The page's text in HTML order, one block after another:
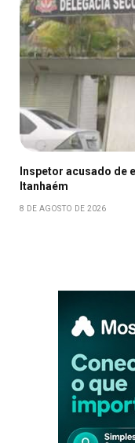
Inspetor acusado de
Itanhaém
8 DE AGOSTO DE 2026